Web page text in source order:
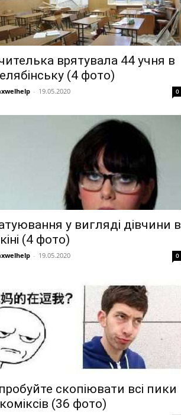
врятувала 44 учня в
(4 фото)
- 19.05.2020 0
у вигляді дівчини в
(4 фото)
- 19.05.2020 0
скопіювати всі пики
(36 фото)